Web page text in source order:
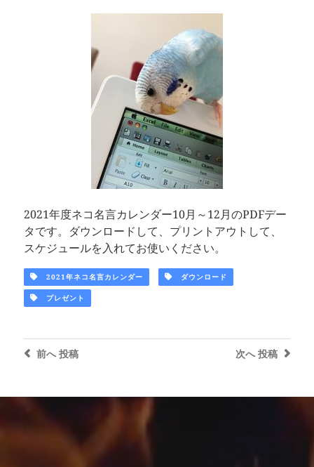
2021年度ネコ名言カレンダー10月～12月のPDFデー
タです。ダウンロードして、プリントアウトして、
スケジュールを入れてお使いください。
2021年ネコ名言カレンダー ダウンロード
プレゼント
次へ 投稿
前へ投稿